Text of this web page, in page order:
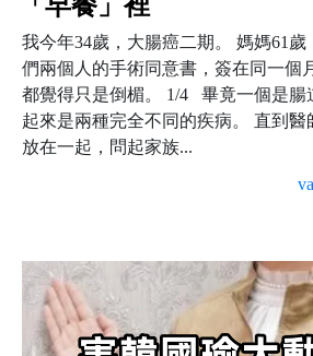
我今年34歲，大腸癌二期。 媽媽61
們兩個人的手術同意書，簽在同一個
都覺得只是倒楣。 1/4 畢竟一個是腸
起來是兩種完全不同的疾病。 直到醫
放在一起，問起家族...